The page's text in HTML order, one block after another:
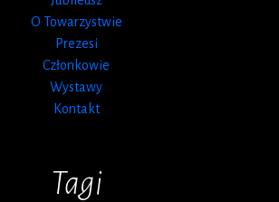
O Towarzystwie
Prezesi
Członkowie
Wystawy
Kontakt
Tagi